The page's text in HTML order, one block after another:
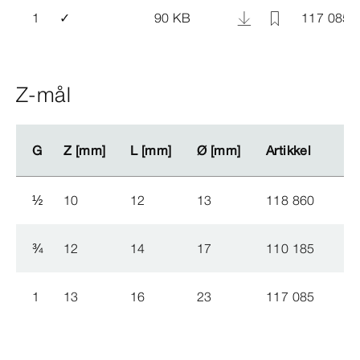
1 ✓ 90 KB 117 085
Z-mål
G Z [mm] L [mm] Ø [mm] Artikkel
G Z [mm] L [mm] Ø [mm] Artikkel
½ 10 12 13 118 860
¾ 12 14 17 110 185
1 13 16 23 117 085